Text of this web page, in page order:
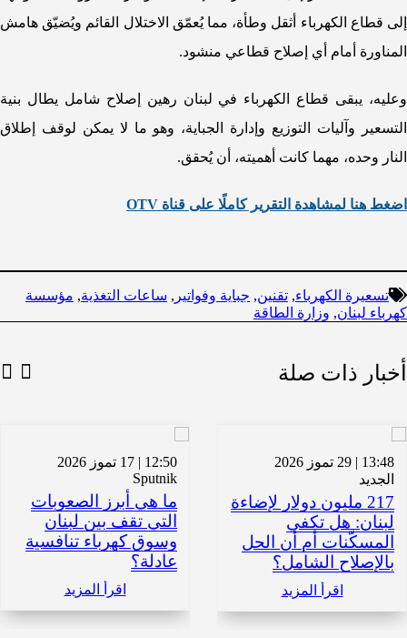
إلى قطاع الكهرباء أثقل وطأة، مما يُعمّق الاختلال القائم ويُضيّق هامش
المناورة أمام أي إصلاح قطاعي منشود.
وعليه، يبقى قطاع الكهرباء في لبنان رهين إصلاح شامل يطال بنية
التسعير وآليات التوزيع وإدارة الجباية، وهو ما لا يمكن لوقف إطلاق
النار وحده، مهما كانت أهميته، أن يُحقق.
اضغط هنا لمشاهدة التقرير كاملًا على قناة OTV
تسعيرة الكهرباء, تقنين, جباية وفواتير , ساعات التغذية, مؤسسة
كهرباء لبنان, وزارة الطاقة
أخبار ذات صلة
13:48 | 29 تموز 2026
الجديد
217 مليون دولار لإضاءة
لبنان: هل تكفي
المسكّنات أم أن الحل
بالإصلاح الشامل؟
اقرأ المزيد
12:50 | 17 تموز 2026
Sputnik
ما هي أبرز الصعوبات
التي تقف بين لبنان
وسوق كهرباء تنافسية
عادلة؟
اقرأ المزيد